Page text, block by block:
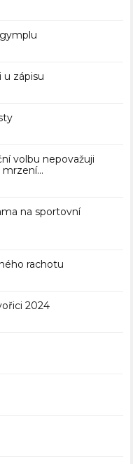
u zápisu
volbu nepovažuji
mrzení…
na sportovní
rachotu
2024